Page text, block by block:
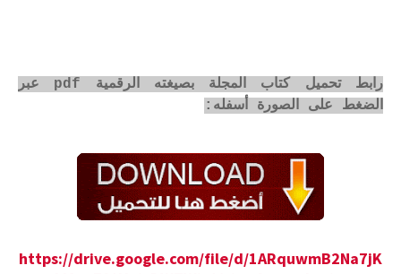
رابط تحميل كتاب المجلة بصيغته الرقمية pdf عبر
الضغط على الصورة أسفله:
https://drive.google.com/file/d/1ARquwmB2Na7jK